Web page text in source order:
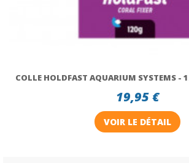
COLLE HOLDFAST AQUARIUM SYSTEMS -
19,95 €
VOIR LE DÉTAIL